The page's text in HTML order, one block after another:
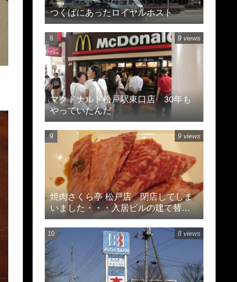
つくばにあったロイヤルホスト
マクドナルド松戸駅東口店 30年も
やっていたんだ
9 views
焼肉さくら亭 松戸店 閉店してしま
いました・・・入居ビルの建て替え
のため
9 views
8 views